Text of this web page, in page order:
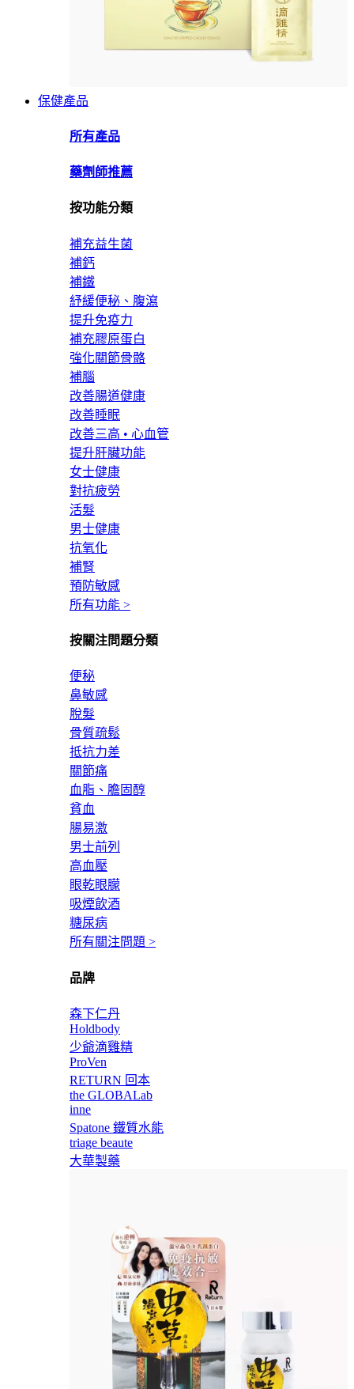
保健產品
所有產品
藥劑師推薦
按功能分類
補充益生菌
補鈣
補鐵
紓緩便秘、腹瀉
提升免疫力
補充膠原蛋白
強化關節骨骼
補腦
改善腸道健康
改善睡眠
改善三高 • 心血管
提升肝臟功能
女士健康
對抗疲勞
活髮
男士健康
抗氧化
補腎
預防敏感
所有功能 >
按關注問題分類
便秘
鼻敏感
脫髮
骨質疏鬆
抵抗力差
關節痛
血脂、膽固醇
貧血
腸易激
男士前列
高血壓
眼乾眼朦
吸煙飲酒
糖尿病
所有關注問題 >
品牌
森下仁丹
Holdbody
少爺滴雞精
ProVen
RETURN 回本
the GLOBALab
inne
Spatone 鐵質水能
triage beaute
大華製藥